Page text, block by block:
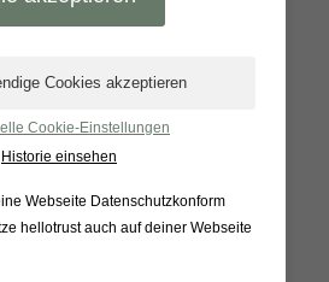
Fruchtaufstrich 200g
7% Mehrwertsteuer
Cookie-Einstellungen
Historie einsehen
Webseite Datenschutzkonform
hellotrust auch auf deiner Webseite